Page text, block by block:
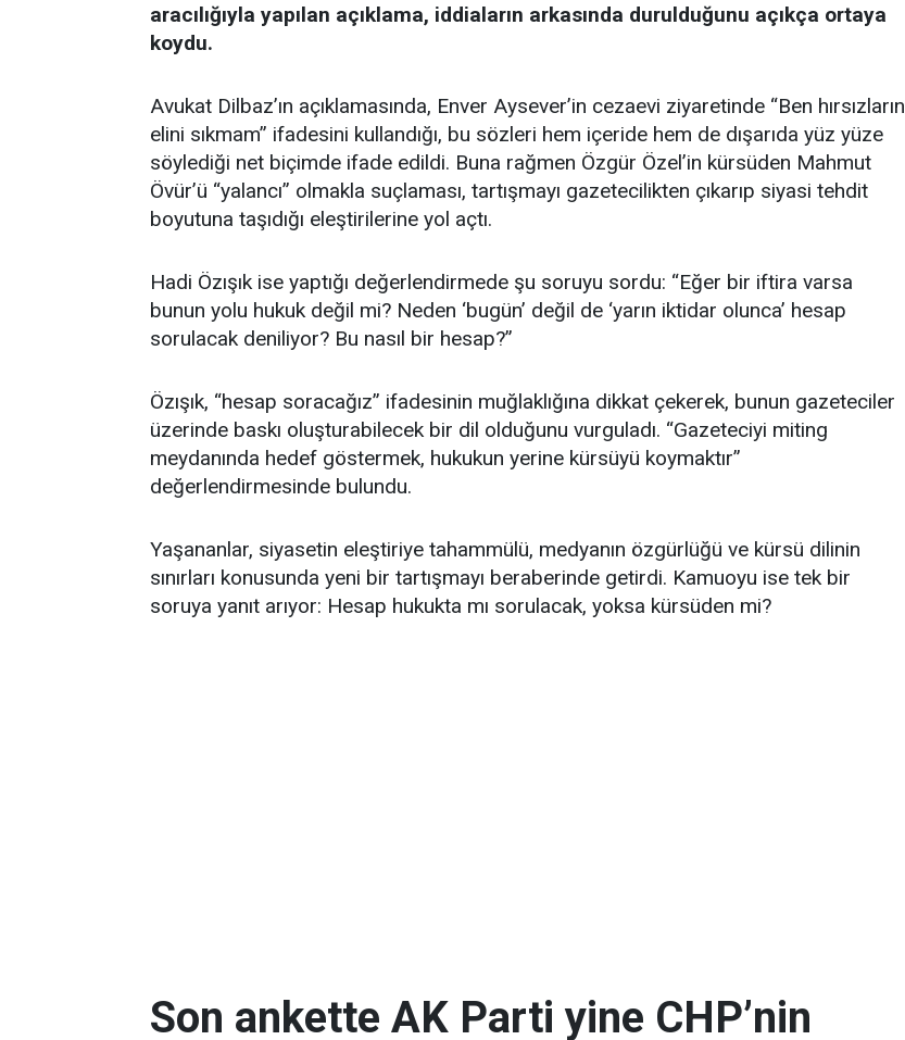
aracılığıyla yapılan açıklama, iddiaların arkasında durulduğunu açıkça ortaya
koydu.
Avukat Dilbaz’ın açıklamasında, Enver Aysever’in cezaevi ziyaretinde “Ben hırsızların
elini sıkmam” ifadesini kullandığı, bu sözleri hem içeride hem de dışarıda yüz yüze
söylediği net biçimde ifade edildi. Buna rağmen Özgür Özel’in kürsüden Mahmut
Övür’ü “yalancı” olmakla suçlaması, tartışmayı gazetecilikten çıkarıp siyasi tehdit
boyutuna taşıdığı eleştirilerine yol açtı.
Hadi Özışık ise yaptığı değerlendirmede şu soruyu sordu: “Eğer bir iftira varsa
bunun yolu hukuk değil mi? Neden ‘bugün’ değil de ‘yarın iktidar olunca’ hesap
sorulacak deniliyor? Bu nasıl bir hesap?”
Özışık, “hesap soracağız” ifadesinin muğlaklığına dikkat çekerek, bunun gazeteciler
üzerinde baskı oluşturabilecek bir dil olduğunu vurguladı. “Gazeteciyi miting
meydanında hedef göstermek, hukukun yerine kürsüyü koymaktır”
değerlendirmesinde bulundu.
Yaşananlar, siyasetin eleştiriye tahammülü, medyanın özgürlüğü ve kürsü dilinin
sınırları konusunda yeni bir tartışmayı beraberinde getirdi. Kamuoyu ise tek bir
soruya yanıt arıyor: Hesap hukukta mı sorulacak, yoksa kürsüden mi?
Son ankette AK Parti yine CHP’nin